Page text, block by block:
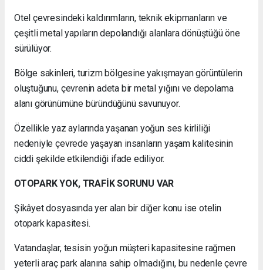
Otel çevresindeki kaldırımların, teknik ekipmanların ve
çeşitli metal yapıların depolandığı alanlara dönüştüğü öne
sürülüyor.
Bölge sakinleri, turizm bölgesine yakışmayan görüntülerin
oluştuğunu, çevrenin adeta bir metal yığını ve depolama
alanı görünümüne büründüğünü savunuyor.
Özellikle yaz aylarında yaşanan yoğun ses kirliliği
nedeniyle çevrede yaşayan insanların yaşam kalitesinin
ciddi şekilde etkilendiği ifade ediliyor.
OTOPARK YOK, TRAFİK SORUNU VAR
Şikâyet dosyasında yer alan bir diğer konu ise otelin
otopark kapasitesi.
Vatandaşlar, tesisin yoğun müşteri kapasitesine rağmen
yeterli araç park alanına sahip olmadığını, bu nedenle çevre